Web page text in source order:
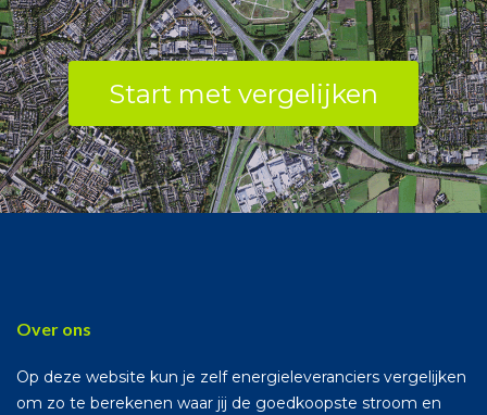
Start met vergelijken
Over ons
Op deze website kun je zelf energieleveranciers vergelijken
om zo te berekenen waar jij de goedkoopste stroom en